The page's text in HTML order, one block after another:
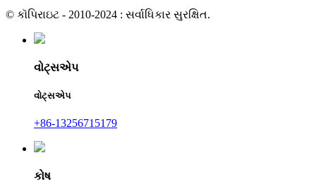
© કૉપિરાઇટ - 2010-2024 : સર્વાધિકાર સુરક્ષિત.
વોટ્સએપ
વોટ્સએપ
+86-13256715179
કોષ